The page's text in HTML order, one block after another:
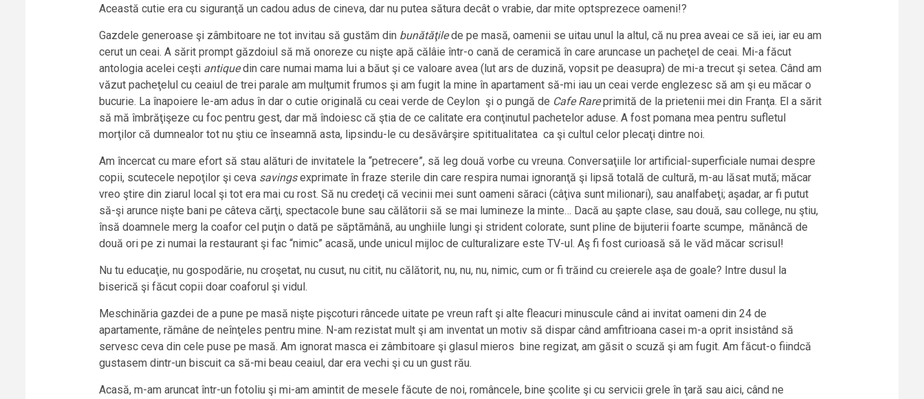
Această cutie era cu siguranţă un cadou adus de cineva, dar nu putea sătura decât o vrabie, dar mite optsprezece oameni!?
Gazdele generoase şi zâmbitoare ne tot invitau să gustăm din bunătăţilede pe masă, oamenii se uitau unul la altul, că nu prea aveai ce să iei, iar eu am
cerut un ceai. A sărit prompt găzdoiul să mă onoreze cu nişte apă călâie într-o cană de ceramică în care aruncase un pacheţel de ceai. Mi-a făcut
antologia acelei ceşti antiquedin care numai mama lui a băut şi ce valoare avea (lut ars de duzină, vopsit pe deasupra) de mi-a trecut şi setea. Când am
văzut pacheţelul cu ceaiul de trei parale am mulţumit frumos şi am fugit la mine în apartament să-mi iau un ceai verde englezesc să am şi eu măcar o
bucurie. La înapoiere le-am adus în dar o cutie originală cu ceai verde de Ceylon şi o pungă de Cafe Rareprimită de la prietenii mei din Franţa. El a sărit
să mă îmbrăţişeze cu foc pentru gest, dar mă îndoiesc că ştia de ce calitate era conţinutul pachetelor aduse. A fost pomana mea pentru sufletul
morţilor că dumnealor tot nu ştiu ce înseamnă asta, lipsindu-le cu desăvârşire spititualitatea ca şi cultul celor plecaţi dintre noi.
Am încercat cu mare efort să stau alături de invitatele la “petrecere”, să leg două vorbe cu vreuna. Conversaţiile lor artificial-superficiale numai despre
copii, scutecele nepoţilor şi ceva savingsexprimate în fraze sterile din care respira numai ignoranţă şi lipsă totală de cultură, m-au lăsat mută; măcar
vreo ştire din ziarul local şi tot era mai cu rost. Să nu credeţi că vecinii mei sunt oameni săraci (câţiva sunt milionari), sau analfabeţi; aşadar, ar fi putut
să-şi arunce nişte bani pe câteva cărţi, spectacole bune sau călătorii să se mai lumineze la minte… Dacă au şapte clase, sau două, sau college, nu ştiu,
însă doamnele merg la coafor cel puţin o dată pe săptămână, au unghiile lungi şi strident colorate, sunt pline de bijuterii foarte scumpe, mănâncă de
două ori pe zi numai la restaurant şi fac “nimic” acasă, unde unicul mijloc de culturalizare este TV-ul. Aş fi fost curioasă să le văd măcar scrisul!
Nu tu educaţie, nu gospodărie, nu croşetat, nu cusut, nu citit, nu călătorit, nu, nu, nu, nimic, cum or fi trăind cu creierele aşa de goale? Intre dusul la
biserică şi făcut copii doar coaforul şi vidul.
Meschinăria gazdei de a pune pe masă nişte pişcoturi râncede uitate pe vreun raft şi alte fleacuri minuscule când ai invitat oameni din 24 de
apartamente, rămâne de neînţeles pentru mine. N-am rezistat mult şi am inventat un motiv să dispar când amfitrioana casei m-a oprit insistând să
servesc ceva din cele puse pe masă. Am ignorat masca ei zâmbitoare şi glasul mieros bine regizat, am găsit o scuză şi am fugit. Am făcut-o fiindcă
gustasem dintr-un biscuit ca să-mi beau ceaiul, dar era vechi şi cu un gust rău.
Acasă, m-am aruncat într-un fotoliu şi mi-am amintit de mesele făcute de noi, româncele, bine şcolite şi cu servicii grele în ţară sau aici, când ne